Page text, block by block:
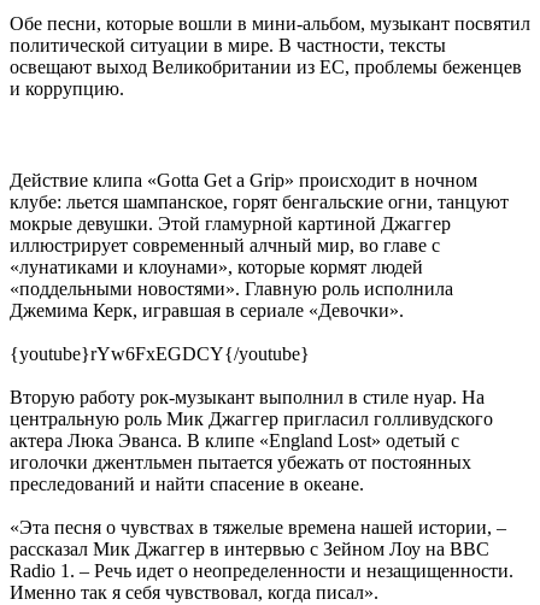
Обе песни, которые вошли в мини-альбом, музыкант посвятил
политической ситуации в мире. В частности, тексты
освещают выход Великобритании из ЕС, проблемы беженцев
и коррупцию.
Действие клипа «Gotta Get a Grip» происходит в ночном
клубе: льется шампанское, горят бенгальские огни, танцуют
мокрые девушки. Этой гламурной картиной Джаггер
иллюстрирует современный алчный мир, во главе с
«лунатиками и клоунами», которые кормят людей
«поддельными новостями». Главную роль исполнила
Джемима Керк, игравшая в сериале «Девочки».
{youtube}rYw6FxEGDCY{/youtube}
Вторую работу рок-музыкант выполнил в стиле нуар. На
центральную роль Мик Джаггер пригласил голливудского
актера Люка Эванса. В клипе «England Lost» одетый с
иголочки джентльмен пытается убежать от постоянных
преследований и найти спасение в океане.
«Эта песня о чувствах в тяжелые времена нашей истории, –
рассказал Мик Джаггер в интервью с Зейном Лоу на BBC
Radio 1. – Речь идет о неопределенности и незащищенности.
Именно так я себя чувствовал, когда писал».